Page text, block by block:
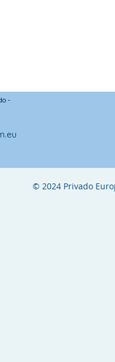
-
© 2024 Privado